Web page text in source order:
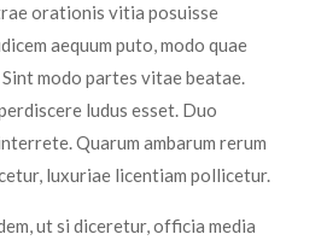
orationis vitia posuisse
aequum puto, modo quae
modo partes vitae beatae.
ludus esset. Duo
Quarum ambarum rerum
luxuriae licentiam pollicetur.
ut si diceretur, officia media